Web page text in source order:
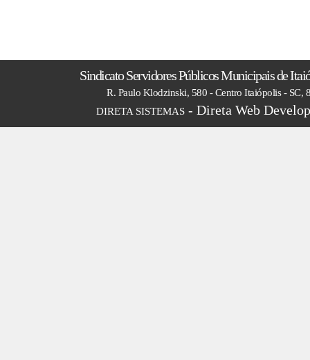
Sindicato Servidores Públicos Municipais de
R. Paulo Klodzinski, 580 - Centro Itaiópolis - SC,
DIRETA SISTEMAS- Direta Web